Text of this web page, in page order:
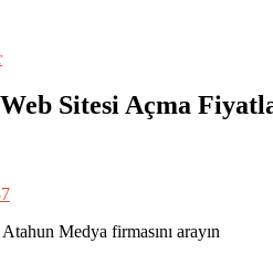
Sitesi Açma
Medya firmasını arayın